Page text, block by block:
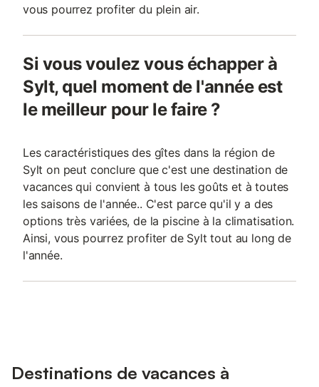
vous pourrez profiter du plein air.
Si vous voulez vous échapper à
Sylt, quel moment de l'année est
le meilleur pour le faire ?
Les caractéristiques des gîtes dans la région de
Sylt on peut conclure que c'est une destination de
vacances qui convient à tous les goûts et à toutes
les saisons de l'année.. C'est parce qu'il y a des
options très variées, de la piscine à la climatisation.
Ainsi, vous pourrez profiter de Sylt tout au long de
l'année.
Destinations de vacances à